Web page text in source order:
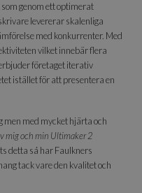
genom ett optimerat
levererar skalenliga
med konkurrenter. Med
vilket innebär flera
företaget iterativ
istället för att presentera en
med mycket hjärta och
mig och min Ultimaker 2
detta så har Faulkners
tack vare den kvalitet och